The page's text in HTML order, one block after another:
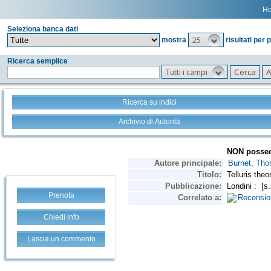
Seleziona banca dati
mostra
25 risultati per
Ricerca semplice
Tutti i campi
Ricerca su indici
Archivio di Autorità
Prenota
Chiedi info
Lascia un commento